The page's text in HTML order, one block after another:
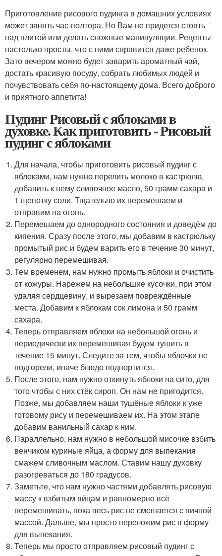
Приготовление рисового пудинга в домашних условиях
может занять час-полтора. Но Вам не придется стоять
над плитой или делать сложные манипуляции. Рецепты
настолько просты, что с ними справится даже ребенок.
Зато вечером можно будет заварить ароматный чай,
достать красивую посуду, собрать любимых людей и
почувствовать себя по-настоящему дома. Всего доброго
и приятного аппетита!
Пудинг Рисовый с яблоками в
духовке. Как приготовить - Рисовый
пудинг с яблоками
Для начала, чтобы приготовить рисовый пудинг с
яблоками, нам нужно перелить молоко в кастрюлю,
добавить к нему сливочное масло, 50 грамм сахара и
1 щепотку соли. Тщательно их перемешаем и
отправим на огонь.
Перемешаем до однородного состояния и доведём до
кипения. Сразу после этого, мы добавим в кастрюльку
промытый рис и будем варить его в течение 30 минут,
регулярно перемешивая.
Тем временем, нам нужно промыть яблоки и очистить
от кожуры. Нарежем на небольшие кусочки, при этом
удаляя сердцевину, и вырезаем повреждённые
места. Добавим к яблокам сок лимона и 50 грамм
сахара.
Теперь отправляем яблоки на небольшой огонь и
периодически их перемешивая будем тушить в
течение 15 минут. Следите за тем, чтобы яблочки не
подгорели, иначе блюдо подпортится.
После этого, нам нужно откинуть яблоки на сито, для
того чтобы с них стёк сироп. Он нам не пригодится.
Позже, мы добавляем наши тушёные яблоки к уже
готовому рису и перемешиваем их. На этом этапе
добавим ванильный сахар к ним.
Параллельно, нам нужно в небольшой мисочке взбить
венчиком куриные яйца, а форму для выпекания
смажем сливочным маслом. Ставим нашу духовку
разогреваться до 180 градусов.
Заметьте, что нам нужно частями добавлять рисовую
массу к взбитым яйцам и равномерно всё
перемешивать, пока весь рис не смешается с яичной
массой. Дальше, мы просто переложим рис в форму
для выпекания.
Теперь мы просто отправляем рисовый пудинг с